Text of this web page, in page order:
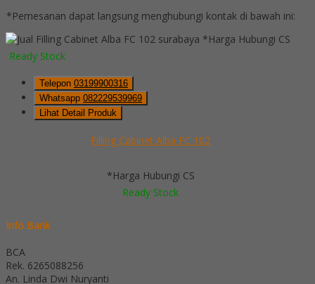
*Pemesanan dapat langsung menghubungi kontak di bawah ini:
*Harga Hubungi CS
Ready Stock
Telepon 03199900316
Whatsapp 082229539969
Lihat Detail Produk
Filling Cabinet Alba FC 102
*Harga Hubungi CS
Ready Stock
Info Bank
BCA
Rek. 6265088256
An. Linda Dwi Nuryanti